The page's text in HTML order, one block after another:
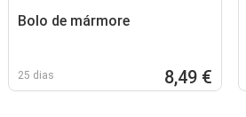
Bolo de mármore
25 dias 8,49 €